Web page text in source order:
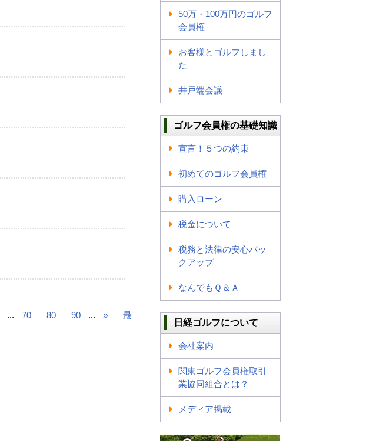
... 70 80 90 ... »
最
50万・100万円のゴルフ
会員権
お客様とゴルフしまし
た
井戸端会議
ゴルフ会員権の基礎知識
宣言！５つの約束
初めてのゴルフ会員権
購入ローン
税金について
税務と法律の安心バッ
クアップ
なんでもＱ＆Ａ
日経ゴルフについて
会社案内
関東ゴルフ会員権取引
業協同組合とは？
メディア掲載